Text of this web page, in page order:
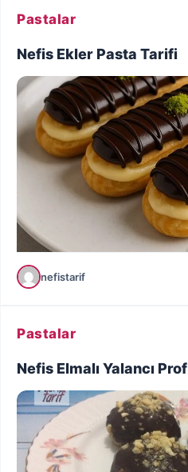
Pastalar
Nefis Ekler Pasta Tarifi
nefistarif
Pastalar
Nefis Elmalı Yalancı